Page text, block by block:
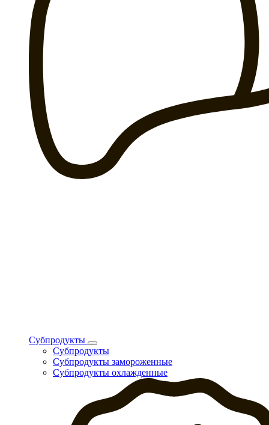
Субпродукты
Субпродукты
Субпродукты замороженные
Субпродукты охлажденные